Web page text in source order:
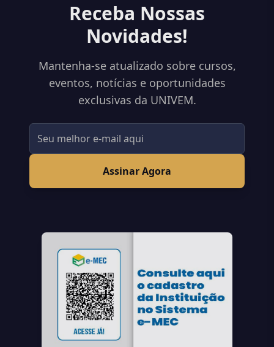
Receba Nossas
Novidades!
Mantenha-se atualizado sobre cursos,
eventos, notícias e oportunidades
exclusivas da UNIVEM.
Assinar Agora